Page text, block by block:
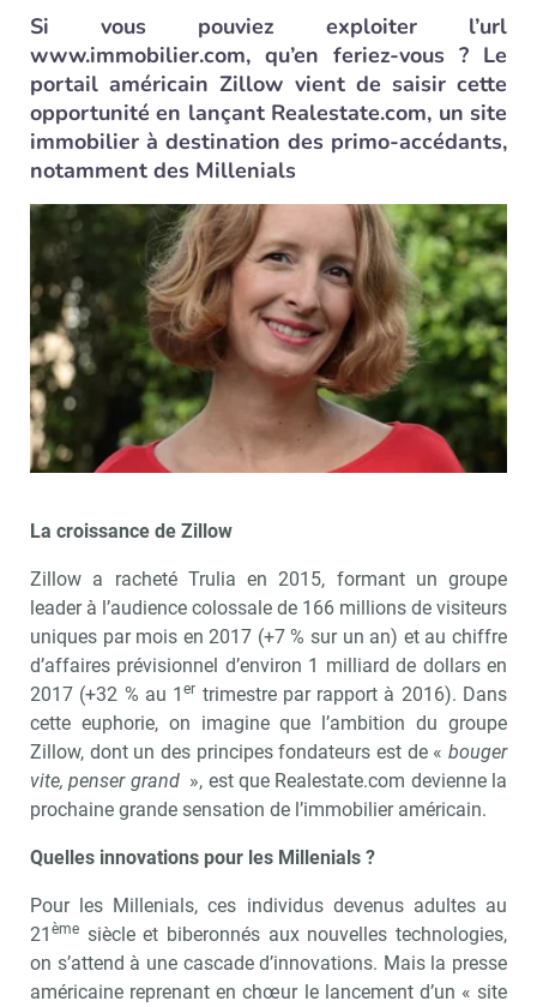
Si vous pouviez exploiter l’url
www.immobilier.com, qu’en feriez-vous ? Le
portail américain Zillow vient de saisir cette
opportunité en lançant Realestate.com, un site
immobilier à destination des primo-accédants,
notamment des Millenials
La croissance de Zillow
Zillow a racheté Trulia en 2015, formant un groupe
leader à l’audience colossale de 166 millions de visiteurs
uniques par mois en 2017 (+7 % sur un an) et au chiffre
d’affaires prévisionnel d’environ 1 milliard de dollars en
2017 (+32 % au 1er trimestre par rapport à 2016). Dans
cette euphorie, on imagine que l’ambition du groupe
Zillow, dont un des principes fondateurs est de « bouger
vite, penser grand », est que Realestate.com devienne la
prochaine grande sensation de l’immobilier américain.
Quelles innovations pour les Millenials ?
Pour les Millenials, ces individus devenus adultes au
21 ème siècle et biberonnés aux nouvelles technologies,
on s’attend à une cascade d’innovations. Mais la presse
américaine reprenant en chœur le lancement d’un « site